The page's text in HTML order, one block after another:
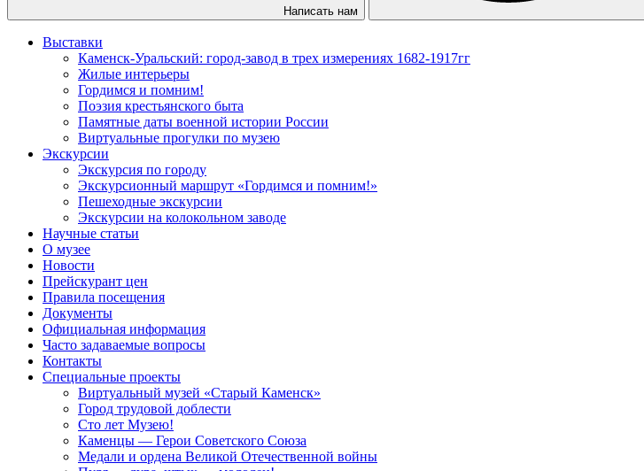
Написать нам
Выставки
Каменск-Уральский: город-завод в трех измерениях 1682-1917гг
Жилые интерьеры
Гордимся и помним!
Поэзия крестьянского быта
Памятные даты военной истории России
Виртуальные прогулки по музею
Экскурсии
Экскурсия по городу
Экскурсионный маршрут «Гордимся и помним!»
Пешеходные экскурсии
Экскурсии на колокольном заводе
Научные статьи
О музее
Новости
Прейскурант цен
Правила посещения
Документы
Официальная информация
Часто задаваемые вопросы
Контакты
Специальные проекты
Виртуальный музей «Старый Каменск»
Город трудовой доблести
Сто лет Музею!
Каменцы — Герои Советского Союза
Медали и ордена Великой Отечественной войны